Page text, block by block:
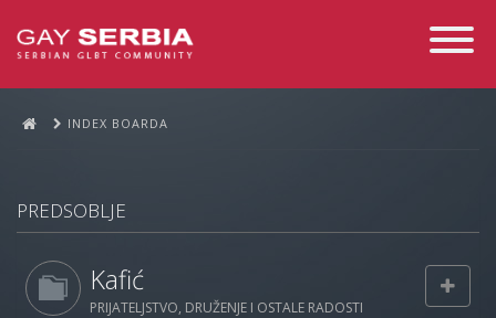
Toggle
INDEX BOARDA
PREDSOBLJE
Kafić
PRIJATELJSTVO, DRUŽENJE I OSTALE RADOSTI